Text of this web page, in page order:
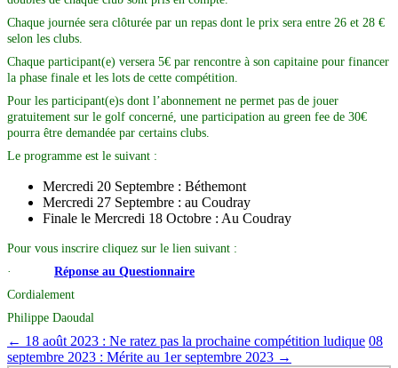
Chaque journée sera clôturée par un repas dont le prix sera entre 26 et 28 €
selon les clubs.
Chaque participant(e) versera 5€ par rencontre à son capitaine pour financer
la phase finale et les lots de cette compétition.
Pour les participant(e)s dont l’abonnement ne permet pas de jouer
gratuitement sur le golf concerné, une participation au green fee de 30€
pourra être demandée par certains clubs.
Le programme est le suivant :
Mercredi 20 Septembre : Béthemont
Mercredi 27 Septembre : au Coudray
Finale le Mercredi 18 Octobre : Au Coudray
Pour vous inscrire cliquez sur le lien suivant :
· Réponse au Questionnaire
Cordialement
Philippe Daoudal
← 18 août 2023 : Ne ratez pas la prochaine compétition ludique 08
septembre 2023 : Mérite au 1er septembre 2023 →